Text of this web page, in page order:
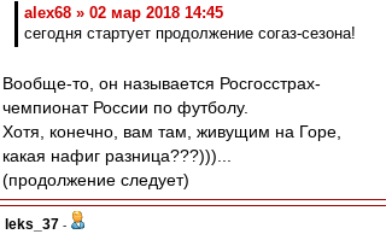
alex68 » 02 мар 2018 14:45
сегодня стартует продолжение согаз-сезона!
Вообще-то, он называется Росгосстрах-
чемпионат России по футболу.
Хотя, конечно, вам там, живущим на Горе,
какая нафиг разница???)))...
(продолжение следует)
leks_37 -